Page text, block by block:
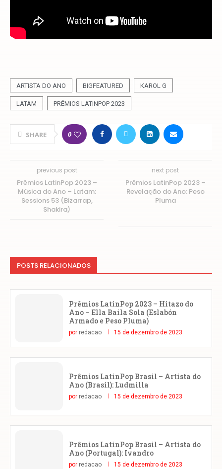
ARTISTA DO ANO BIGFEATURED KAROL G
LATAM PRÊMIOS LATINPOP 2023
SHARE 0
previous post
Prêmios LatinPop 2023 –
Música do Ano – Latam:
Sessions 53 (Bizarrap,
Shakira)
next post
Prêmios LatinPop 2023 –
Revelação do Ano: Peso
Pluma
POSTS RELACIONADOS
Prêmios LatinPop 2023 – Hitazo do
Ano – Ella Baila Sola (Eslabón
Armado e Peso Pluma)
por redacao 15 de dezembro de 2023
Prêmios LatinPop Brasil – Artista do
Ano (Brasil): Ludmilla
por redacao 15 de dezembro de 2023
Prêmios LatinPop Brasil – Artista do
Ano (Portugal): Ivandro
por redacao 15 de dezembro de 2023